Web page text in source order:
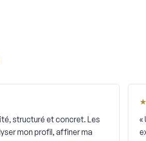
structuré et concret. Les
mon profil, affiner ma
«